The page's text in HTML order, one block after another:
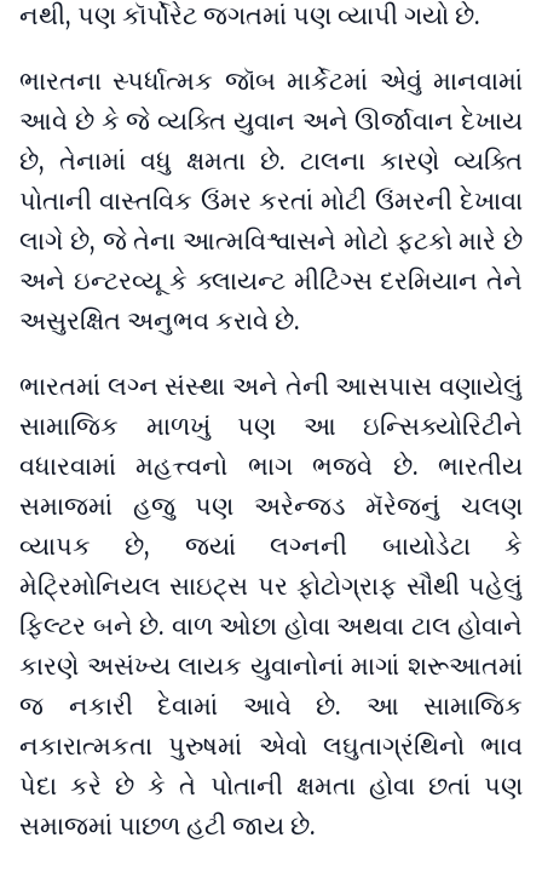
નથી, પણ કૉર્પોરેટ જગતમાં પણ વ્યાપી ગયો છે.
ભારતના સ્પર્ધાત્મક જૉબ માર્કેટમાં એવું માનવામાં
આવે છે કે જે વ્યક્તિ યુવાન અને ઊર્જાવાન દેખાય
છે, તેનામાં વધુ ક્ષમતા છે. ટાલના કારણે વ્યક્તિ
પોતાની વાસ્તવિક ઉંમર કરતાં મોટી ઉંમરની દેખાવા
લાગે છે, જે તેના આત્મવિશ્વાસને મોટો ફટકો મારે છે
અને ઇન્ટરવ્યૂ કે ક્લાયન્ટ મીટિંગ્સ દરમિયાન તેને
અસુરક્ષિત અનુભવ કરાવે છે.
ભારતમાં લગ્ન સંસ્થા અને તેની આસપાસ વણાયેલું
સામાજિક માળખું પણ આ ઇન્સિક્યોરિટીને
વધારવામાં મહત્ત્વનો ભાગ ભજવે છે. ભારતીય
સમાજમાં હજુ પણ અરેન્જ્ડ મૅરેજનું ચલણ
વ્યાપક છે, જ્યાં લગ્નની બાયોડેટા કે
મેટ્રિમોનિયલ સાઇટ્સ પર ફોટોગ્રાફ સૌથી પહેલું
ફિલ્ટર બને છે. વાળ ઓછા હોવા અથવા ટાલ હોવાને
કારણે અસંખ્ય લાયક યુવાનોનાં માગાં શરૂઆતમાં
જ નકારી દેવામાં આવે છે. આ સામાજિક
નકારાત્મકતા પુરુષમાં એવો લઘુતાગ્રંથિનો ભાવ
પેદા કરે છે કે તે પોતાની ક્ષમતા હોવા છતાં પણ
સમાજમાં પાછળ હટી જાય છે.